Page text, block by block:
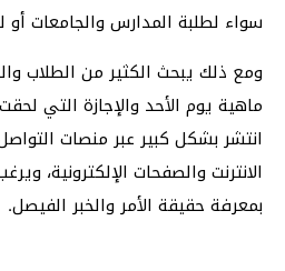
سواء لطلبة المدارس والجامعات
ومع ذلك يبحث الكثير من الطلاب
ماهية يوم الأحد والإجازة التي
انتشر بشكل كبير عبر منصات
الانترنت والصفحات الإلكترونية،
بمعرفة حقيقة الأمر والخبر الفيصل.